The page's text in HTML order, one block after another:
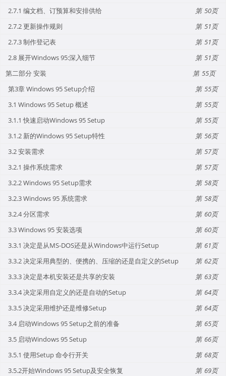
2.7.1 编文档、订预算和安排供给
50
2.7.2 更新操作规则
51
2.7.3 制作登记表
51
2.8 展开Windows 95:深入细节
51
第二部分 安装
55
第3章 Windows 95 Setup介绍
55
3.1 Windows 95 Setup 概述
55
3.1.1 快速启动Windows 95 Setup
55
3.1.2 新的Windows 95 Setup特性
56
3.2 安装需求
57
3.2.1 操作系统需求
57
3.2.2 Windows 95 Setup需求
58
3.2.3 Windows 95 系统需求
58
3.2.4 分区需求
60
3.3 Windows 95 安装选项
60
3.3.1 决定是从MS-DOS还是从Windows中运行Setup
61
3.3.2 决定采用典型的、便携的、压缩的还是自定义的Setup
62
3.3.3 决定是本机安装还是共享的安装
63
3.3.4 决定采用自定义的还是自动的Setup
64
3.3.5 决定采用维护还是维修Setup
64
3.4 启动Windows 95 Setup之前的准备
65
3.5 启动Windows 95 Setup
66
3.5.1 使用Setup 命令行开关
68
3.5.2开始Windows 95 Setup及安全恢复
69